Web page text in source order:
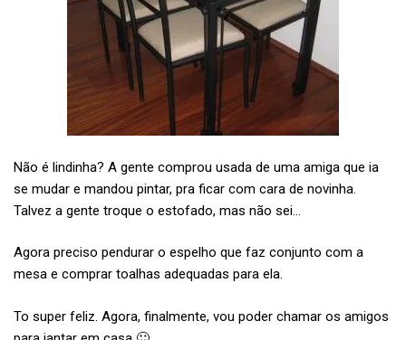
Não é lindinha? A gente comprou usada de uma amiga que ia
se mudar e mandou pintar, pra ficar com cara de novinha.
Talvez a gente troque o estofado, mas não sei…
Agora preciso pendurar o espelho que faz conjunto com a
mesa e comprar toalhas adequadas para ela.
To super feliz. Agora, finalmente, vou poder chamar os amigos